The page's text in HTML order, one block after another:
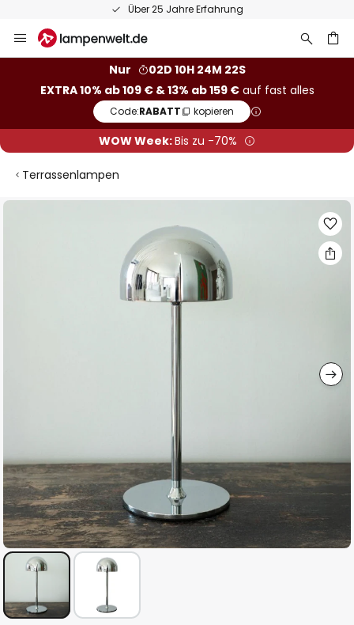
Über 25 Jahre Erfahrung
Inhalt
Nur
02D 10H 24M 21S
EXTRA 10% ab 109 € & 13% ab 159 €auf fast alles
Code:RABATT kopieren
WOW Week:Bis zu -70%
Terrassenlampen
Zum